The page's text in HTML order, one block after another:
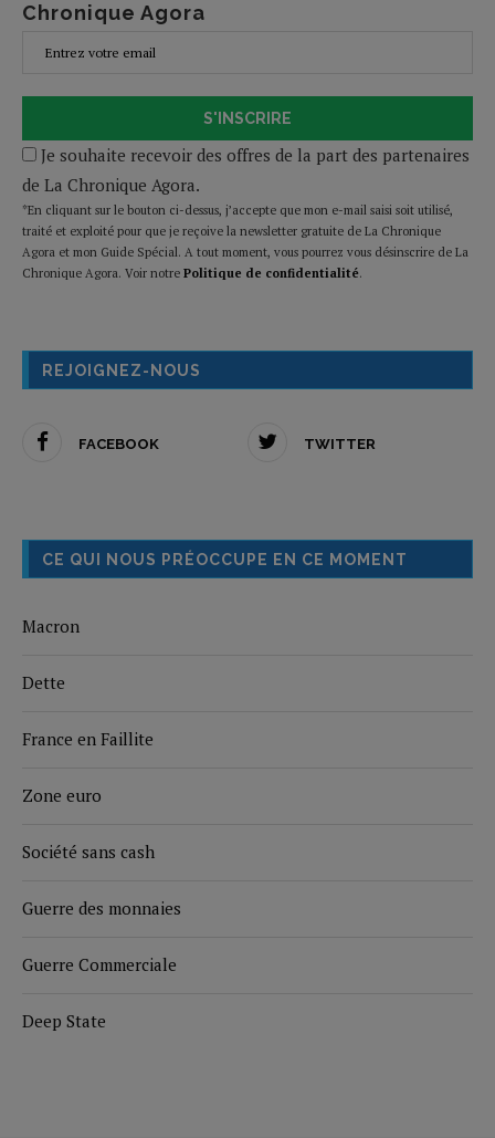
Chronique Agora
S'INSCRIRE
Je souhaite recevoir des offres de la part des partenaires
de La Chronique Agora.
*En cliquant sur le bouton ci-dessus, j’accepte que mon e-mail saisi soit utilisé,
traité et exploité pour que je reçoive la newsletter gratuite de La Chronique
Agora et mon Guide Spécial. A tout moment, vous pourrez vous désinscrire de La
Chronique Agora. Voir notre Politique de confidentialité.
REJOIGNEZ-NOUS
FACEBOOK TWITTER
CE QUI NOUS PRÉOCCUPE EN CE MOMENT
Macron
Dette
France en Faillite
Zone euro
Société sans cash
Guerre des monnaies
Guerre Commerciale
Deep State